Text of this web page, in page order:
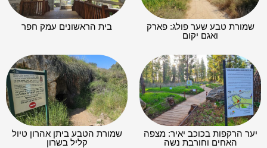
שמורת טבע שער פולג: פארק
ואגם יקום
בית הראשונים עמק חפר
יער הרקפות בכוכב יאיר: מצפה
האחים וחורבת נשה
שמורת הטבע ביתן אהרון טיול
קליל בשרון